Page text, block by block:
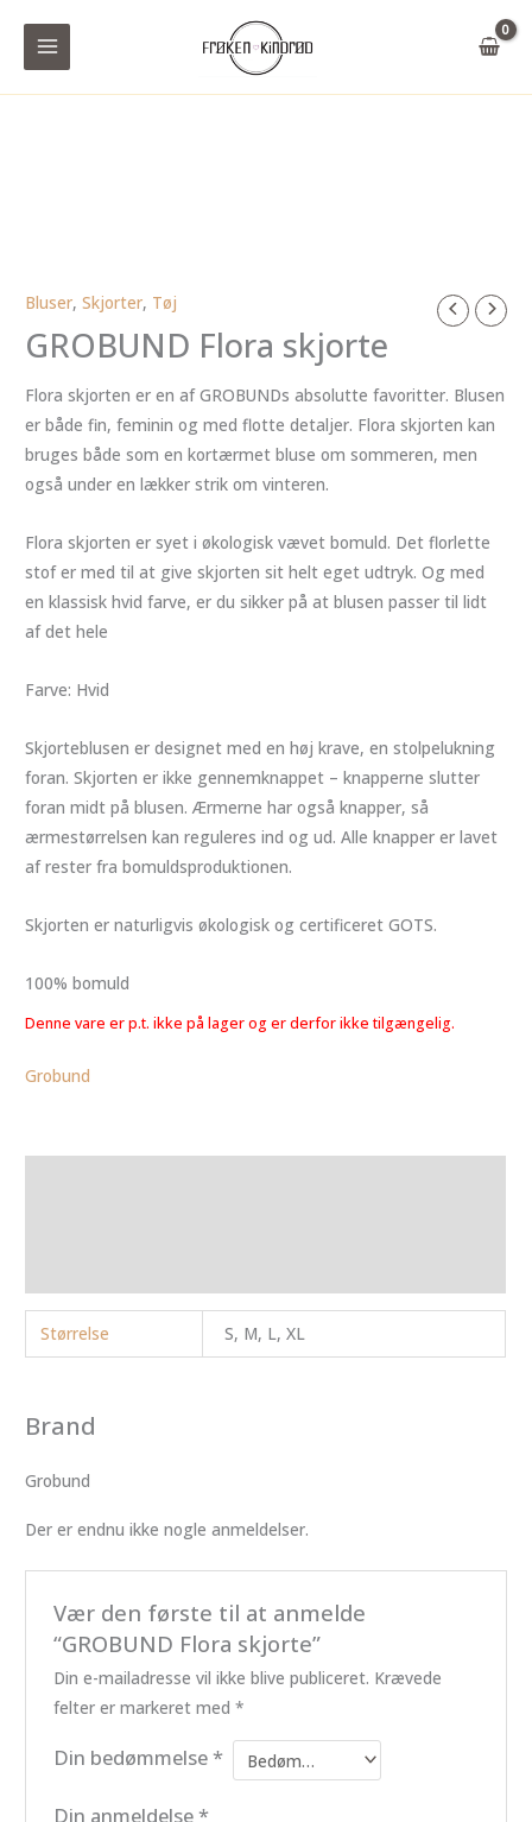
indholdet
Bluser,Skjorter, Tøj
GROBUND Flora skjorte
Flora skjorten er en af GROBUNDs absolutte favoritter. Blusen
er både fin, feminin og med flotte detaljer. Flora skjorten kan
bruges både som en kortærmet bluse om sommeren, men
også under en lækker strik om vinteren.
Flora skjorten er syet i økologisk vævet bomuld. Det florlette
stof er med til at give skjorten sit helt eget udtryk. Og med
en klassisk hvid farve, er du sikker på at blusen passer til lidt
af det hele
Farve: Hvid
Skjorteblusen er designet med en høj krave, en stolpelukning
foran. Skjorten er ikke gennemknappet – knapperne slutter
foran midt på blusen. Ærmerne har også knapper, så
ærmestørrelsen kan reguleres ind og ud. Alle knapper er lavet
af rester fra bomuldsproduktionen.
Skjorten er naturligvis økologisk og certificeret GOTS.
100% bomuld
Denne vare er p.t. ikke på lager og er derfor ikke tilgængelig.
Grobund
Størrelse S, M, L, XL
Brand
Grobund
Der er endnu ikke nogle anmeldelser.
Vær den første til at anmelde
“GROBUND Flora skjorte”
Din e-mailadresse vil ikke blive publiceret. Krævede
felter er markeret med *
Din bedømmelse*
Din anmeldelse*